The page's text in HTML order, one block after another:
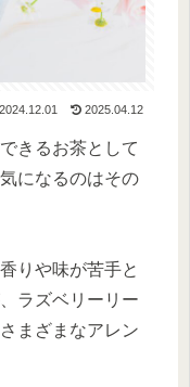
2024.12.01 2025.04.12
きるお茶として
になるのはその
りや味が苦手と
ラズベリーリー
まざまなアレン